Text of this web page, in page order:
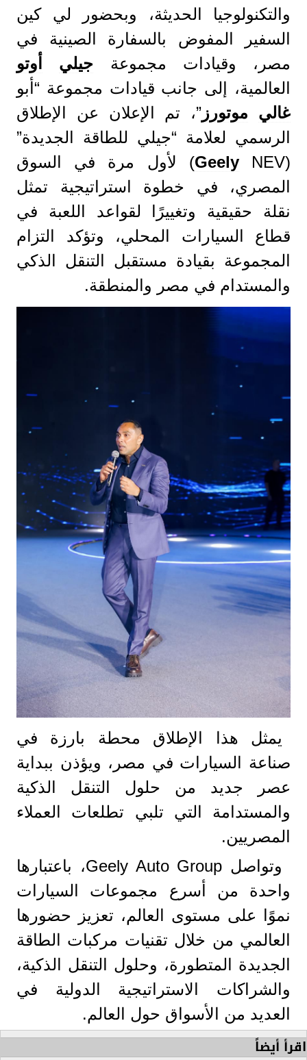
والتكنولوجيا الحديثة، وبحضور لي كين
السفير المفوض بالسفارة الصينية في
مصر، وقيادات مجموعة جيلي
أوتو
العالمية، إلى جانب قيادات مجموعة “أبو
غالي
موتورز ”، تم الإعلان عن الإطلاق
الرسمي لعلامة “جيلي للطاقة الجديدة”
(
GeelyNEV) لأول مرة في السوق
المصري، في خطوة استراتيجية تمثل
نقلة حقيقية وتغييرًا لقواعد اللعبة في
قطاع السيارات المحلي، وتؤكد التزام
المجموعة بقيادة مستقبل التنقل الذكي
والمستدام في مصر والمنطقة.
يمثل هذا الإطلاق محطة بارزة في
صناعة السيارات في مصر، ويؤذن ببداية
عصر جديد من حلول التنقل الذكية
والمستدامة التي تلبي تطلعات العملاء
المصريين.
وتواصل Geely Auto Group، باعتبارها
واحدة من أسرع مجموعات السيارات
نموًا على مستوى العالم، تعزيز حضورها
العالمي من خلال تقنيات مركبات الطاقة
الجديدة المتطورة، وحلول التنقل الذكية،
والشراكات الاستراتيجية الدولية في
العديد من الأسواق حول العالم.
اقرأ أيضاً